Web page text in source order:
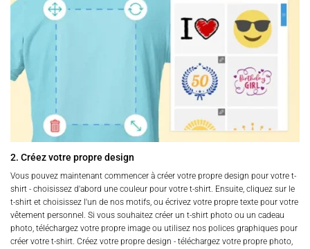
2. Créez votre propre design
Vous pouvez maintenant commencer à créer votre propre design pour votre t-
shirt - choisissez d'abord une couleur pour votre t-shirt. Ensuite, cliquez sur le
t-shirt et choisissez l'un de nos motifs, ou écrivez votre propre texte pour votre
vêtement personnel. Si vous souhaitez créer un t-shirt photo ou un cadeau
photo, téléchargez votre propre image ou utilisez nos polices graphiques pour
créer votre t-shirt. Créez votre propre design - téléchargez votre propre photo,